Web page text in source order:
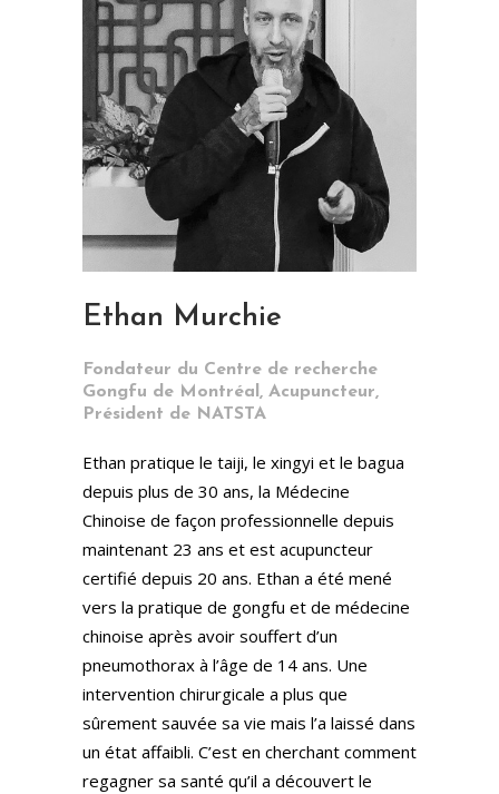
Ethan Murchie
Fondateur du Centre de recherche
Gongfu de Montréal, Acupuncteur,
Président de NATSTA
Ethan pratique le taiji, le xingyi et le bagua
depuis plus de 30 ans, la Médecine
Chinoise de façon professionnelle depuis
maintenant 23 ans et est acupuncteur
certifié depuis 20 ans. Ethan a été mené
vers la pratique de gongfu et de médecine
chinoise après avoir souffert d’un
pneumothorax à l’âge de 14 ans. Une
intervention chirurgicale a plus que
sûrement sauvée sa vie mais l’a laissé dans
un état affaibli. C’est en cherchant comment
regagner sa santé qu’il a découvert le